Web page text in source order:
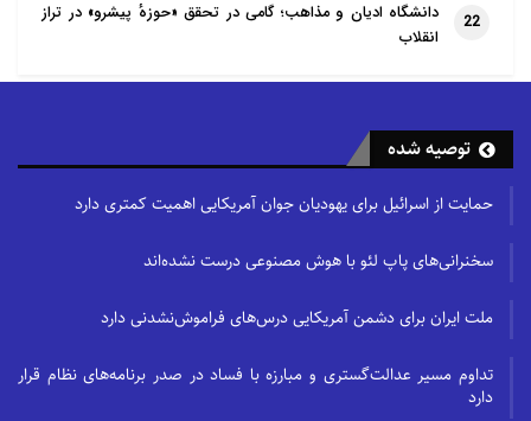
22
دانشگاه ادیان و مذاهب؛ گامی در تحقق «حوزهٔ پیشرو» در تراز
انقلاب
توصیه شده
حمایت از اسرائیل برای یهودیان جوان آمریکایی اهمیت کمتری دارد
سخنرانی‌های پاپ لئو با هوش مصنوعی درست نشده‌اند
ملت ایران برای دشمن آمریکایی درس‌های فراموش‌نشدنی دارد
تداوم مسیر عدالت‌گستری و مبارزه با فساد در صدر برنامه‌های نظام قرار
دارد